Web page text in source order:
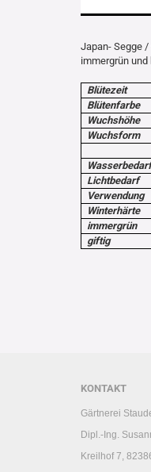
Japan- Segge
immergrün
Blütezeit
Blütenfarbe
Wuchshöhe
Wuchsform
Lichtbedarf
Verwendung
Winterhärte
immergrün
giftig
KONTAKT
Gärtnerei
Dipl.-Ing.
Kreilhof 7,